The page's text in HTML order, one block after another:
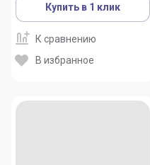
Купить в 1 клик
К сравнению
В избранное